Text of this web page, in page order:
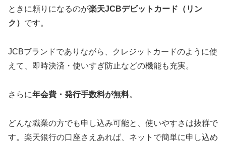
ときに頼りになるのが楽天JCBデビットカード（リン
ク） です。
JCBブランドでありながら、クレジットカードのように使
えて、即時決済・使いすぎ防止などの機能も充実。
さらに年会費・発行手数料が無料。
どんな職業の方でも申し込み可能と、使いやすさは抜群で
す。楽天銀行の口座さえあれば、ネットで簡単に申し込め